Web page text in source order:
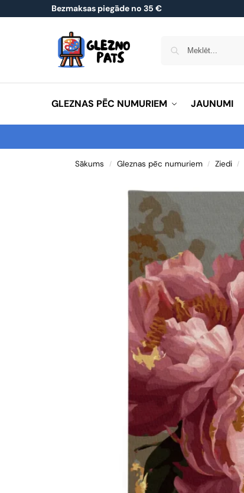
Bezmaksas piegāde no 35 €
GLEZNAS PĒC NUMURIEM JAUNUMI
Sākums / Gleznas pēc numuriem / Ziedi /